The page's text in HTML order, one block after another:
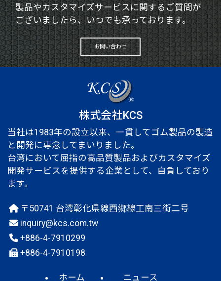
製品やカスタマイズサービスに関するご質問が
ございましたら、いつでも承っております。
お問い合わせ
株式会社KCS
当社は1983年の設立以来、一貫してゴム製品の製造
と開発に専念してまいりました。
台湾において屈指の高品質製品およびカスタマイズ
開発サービスを提供する企業として、自負しており
ます。
〒50741 台湾彰化県線西鄉線工南三街二号
inquiry@kcs.com.tw
+886-4-7910299
+886-4-7910198
ホーム ニュース